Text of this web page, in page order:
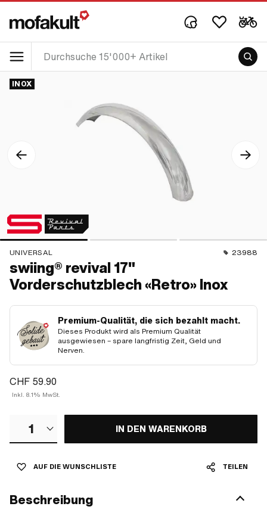
INOX
UNIVERSAL 23988
swiing® revival 17"
Vorderschutzblech «Retro» Inox
Premium-Qualität, die sich bezahlt macht.
Dieses Produkt wird als Premium Qualität
ausgewiesen – spare langfristig Zeit, Geld und
Nerven.
CHF 59.90
Inkl. 8.1% MwSt.
1 IN DEN WARENKORB
AUF DIE WUNSCHLISTE TEILEN
Beschreibung